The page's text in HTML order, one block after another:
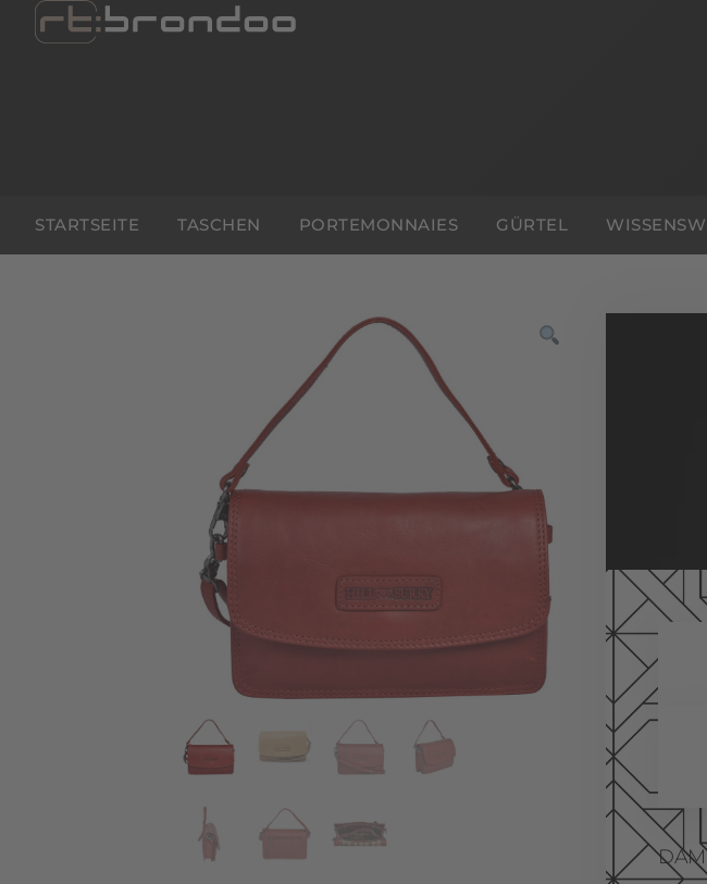
STARTSEITE TASCHEN PORTEMONNAIES GÜRTEL